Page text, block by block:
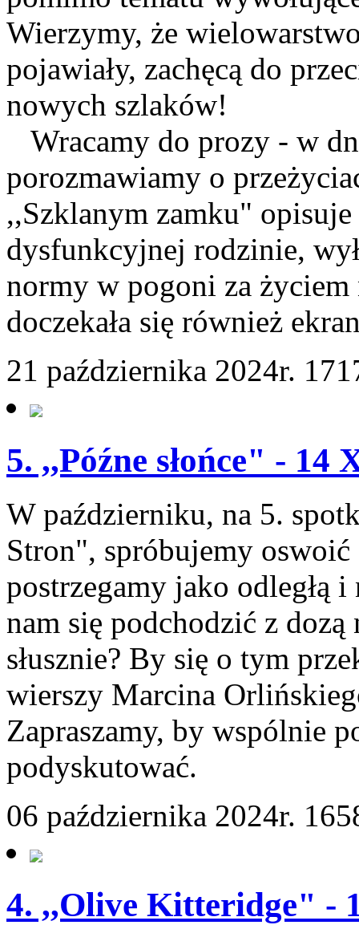
Wierzymy, że
pojawiały, zachęcą do
nowych szlaków!
Wracamy do prozy - w
porozmawiamy o
,,Szklanym zamku"
dysfunkcyjnej rodzinie,
normy w pogoni za życiem
doczekała się również
21 października 2024r.
5. ,,Późne słońce" - 14
W październiku, na 5.
Stron", spróbujemy
postrzegamy jako odległą
nam się podchodzić z
słusznie? By się o tym
wierszy Marcina
Zapraszamy, by wspólnie
podyskutować.
06 października 2024r.
4. ,,Olive Kitteridge" -